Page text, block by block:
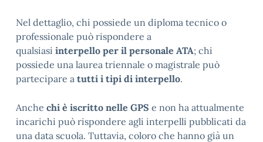
Nel dettaglio, chi possiede un diploma tecnico o
professionale può rispondere a
qualsiasi interpello per il personale ATA; chi
possiede una laurea triennale o magistrale può
partecipare a tutti i tipi di interpello.
Anche chi è iscritto nelle GPS e non ha attualmente
incarichi può rispondere agli interpelli pubblicati da
una data scuola. Tuttavia, coloro che hanno già un